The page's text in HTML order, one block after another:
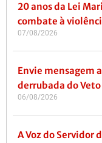
20 anos da Lei
combate à
07/08/2026
Envie mensagem
derrubada do
06/08/2026
A Voz do Servidor